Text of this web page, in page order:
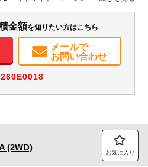
ドウ ABS エアバッグ
集中ドアロック
金額を知りたい方はこちら
メールで
お問い合わせ
(2WD) お気に入り